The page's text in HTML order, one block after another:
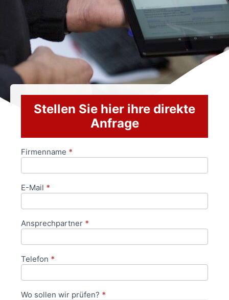
Stellen Sie hier ihre direkte
Anfrage
Anfrageformular
Firmenname *
E-Mail *
Ansprechpartner *
Telefon *
Wo sollen wir prüfen? *